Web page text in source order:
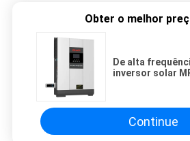
Obter o melhor
De alta
inversor solar
Continue